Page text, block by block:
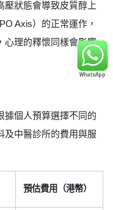
壓狀態會導致皮質醇上
Axis）的正常運作，
心理的釋懷同樣會影響
據個人預算選擇不同的
及中醫診所的費用與服
預估費用（港幣）